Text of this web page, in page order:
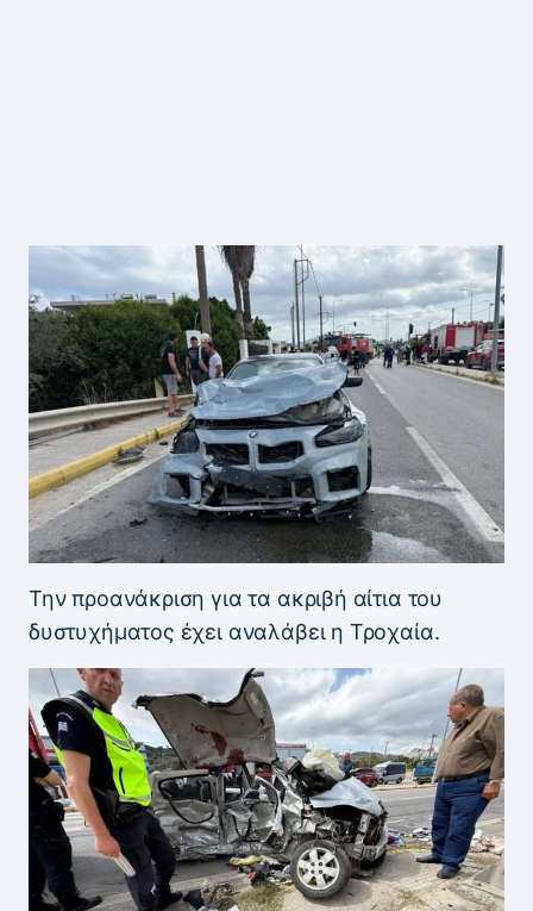
Την προανάκριση για τα ακριβή αίτια του
δυστυχήματος έχει αναλάβει η Τροχαία.